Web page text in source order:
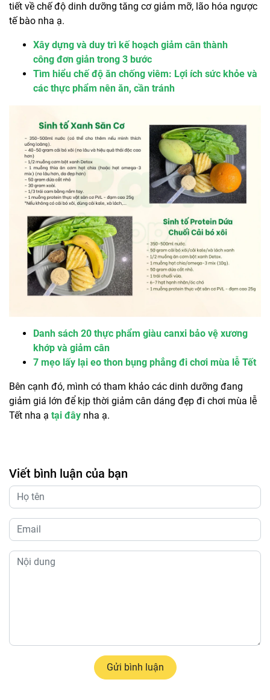
tiết về chế độ dinh dưỡng tăng cơ giảm mỡ, lão hóa ngược
tế bào nha ạ.
Xây dựng và duy trì kế hoạch giảm cân thành
công đơn giản trong 3 bước
Tìm hiểu chế độ ăn chống viêm: Lợi ích sức khỏe và
các thực phẩm nên ăn, cần tránh
Danh sách 20 thực phẩm giàu canxi bảo vệ xương
khớp và giảm cân
7 mẹo lấy lại eo thon bụng phẳng đi chơi mùa lễ Tết
Bên cạnh đó, mình có tham khảo các dinh dưỡng đang
giảm giá lớn để kịp thời giảm cân dáng đẹp đi chơi mùa lễ
Tết nha ạ tại đây nha ạ.
Viết bình luận của bạn
Gửi bình luận